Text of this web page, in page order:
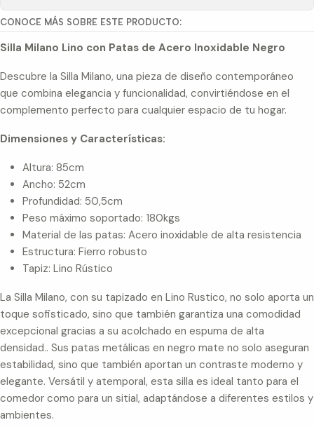
CONOCE MÁS SOBRE ESTE PRODUCTO:
Silla Milano Lino con Patas de Acero Inoxidable Negro
Descubre la Silla Milano, una pieza de diseño contemporáneo
que combina elegancia y funcionalidad, convirtiéndose en el
complemento perfecto para cualquier espacio de tu hogar.
Dimensiones y Características:
Altura: 85cm
Ancho: 52cm
Profundidad: 50,5cm
Peso máximo soportado: 180kgs
Material de las patas: Acero inoxidable de alta resistencia
Estructura: Fierro robusto
Tapiz: Lino Rústico
La Silla Milano, con su tapizado en Lino Rustico, no solo aporta un
toque sofisticado, sino que también garantiza una comodidad
excepcional gracias a su acolchado en espuma de alta
densidad.. Sus patas metálicas en negro mate no solo aseguran
estabilidad, sino que también aportan un contraste moderno y
elegante. Versátil y atemporal, esta silla es ideal tanto para el
comedor como para un sitial, adaptándose a diferentes estilos y
ambientes.